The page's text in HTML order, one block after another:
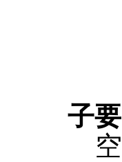
子
空